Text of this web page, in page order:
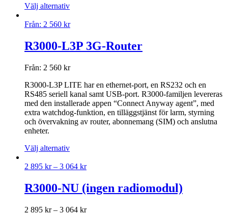
Välj alternativ
Från: 2 560 kr
R3000-L3P 3G-Router
Från: 2 560 kr
R3000-L3P LITE har en ethernet-port, en RS232 och en
RS485 seriell kanal samt USB-port. R3000-familjen levereras
med den installerade appen “Connect Anyway agent”, med
extra watchdog-funktion, en tilläggstjänst för larm, styrning
och övervakning av router, abonnemang (SIM) och anslutna
enheter.
Välj alternativ
2 895 kr– 3 064 kr
R3000-NU (ingen radiomodul)
2 895 kr– 3 064 kr